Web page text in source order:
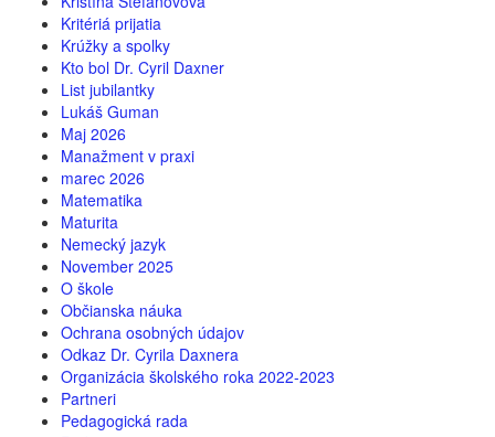
Kritériá prijatia
Krúžky a spolky
Kto bol Dr. Cyril Daxner
List jubilantky
Lukáš Guman
Maj 2026
Manažment v praxi
marec 2026
Matematika
Maturita
Nemecký jazyk
November 2025
O škole
Občianska náuka
Ochrana osobných údajov
Odkaz Dr. Cyrila Daxnera
Organizácia školského roka 2022-2023
Partneri
Pedagogická rada